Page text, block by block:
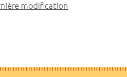
modification